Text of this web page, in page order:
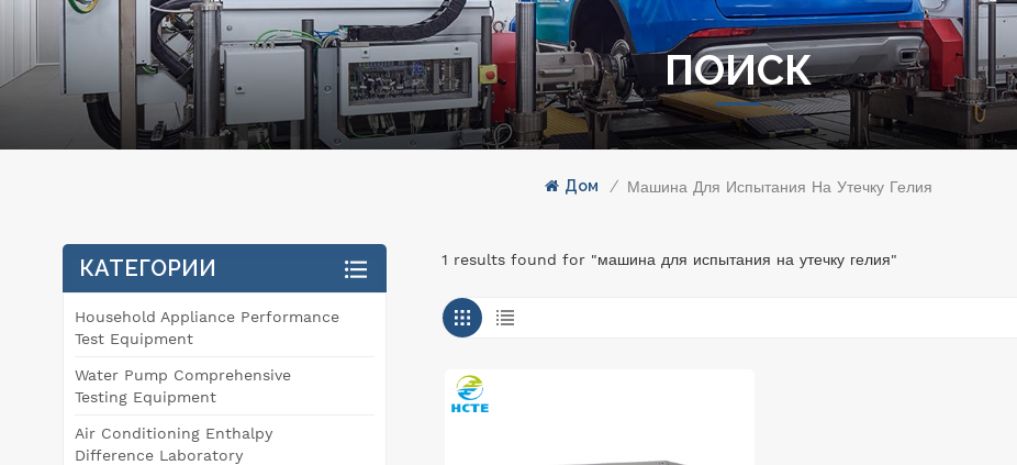
ПОИСК
Дом / Машина Для Испытания На Утечку Гелия
1 results found for "машина для испытания на утечку гелия"
КАТЕГОРИИ
Household Appliance Performance
Test Equipment
Water Pump Comprehensive
Testing Equipment
Air Conditioning Enthalpy
Difference Laboratory